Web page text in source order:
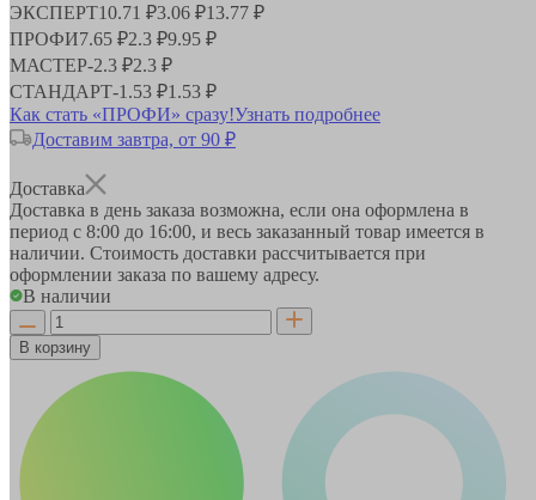
ЭКСПЕРТ10.71 ₽3.06 ₽13.77 ₽
ПРОФИ7.65 ₽2.3 ₽9.95 ₽
МАСТЕР-2.3 ₽2.3 ₽
СТАНДАРТ-1.53 ₽1.53 ₽
Как стать «ПРОФИ» сразу!Узнать подробнее
Доставим завтра, от 90 ₽
Доставка
Доставка в день заказа возможна, если она оформлена в
период с 8:00 до 16:00, и весь заказанный товар имеется в
наличии. Стоимость доставки рассчитывается при
оформлении заказа по вашему адресу.
В наличии
В корзину